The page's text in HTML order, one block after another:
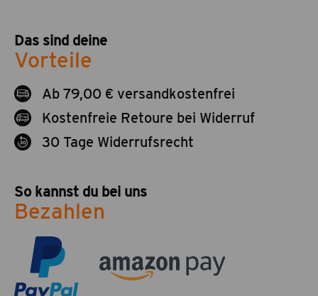
Das sind deine
Vorteile
Ab 79,00 € versandkostenfrei
Kostenfreie Retoure bei Widerruf
30 Tage Widerrufsrecht
So kannst du bei uns
Bezahlen